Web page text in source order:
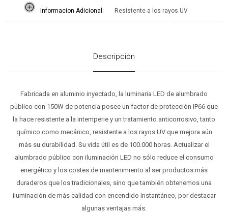
Informacion Adicional Resistente a los rayos UV
Descripción
Fabricada en aluminio inyectado, la luminaria LED de alumbrado
público con 150W de potencia posee un factor de protección IP66 que
la hace resistente a la intemperie y un tratamiento anticorrosivo, tanto
químico como mecánico, resistente a los rayos UV que mejora aún
más su durabilidad. Su vida útil es de 100.000 horas. Actualizar el
alumbrado público con iluminación LED no sólo reduce el consumo
energético y los costes de mantenimiento al ser productos más
duraderos que los tradicionales, sino que también obtenemos una
iluminación de más calidad con encendido instantáneo, por destacar
algunas ventajas más.